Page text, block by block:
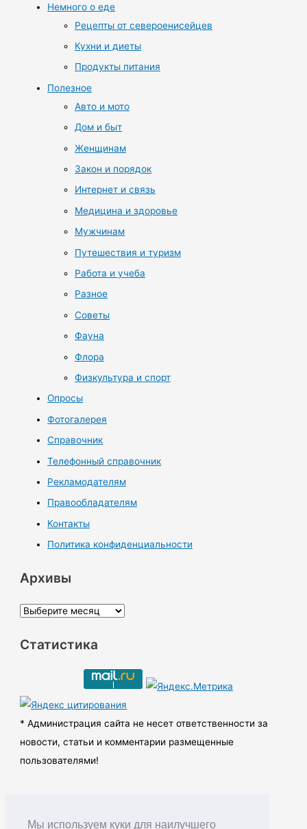
Мы используем куки для наилучшего
Немного о еде
Рецепты от североенисейцев
Кухни и диеты
Продукты питания
Полезное
Авто и мото
Дом и быт
Женщинам
Закон и порядок
Интернет и связь
Медицина и здоровье
Мужчинам
Путешествия и туризм
Работа и учеба
Разное
Советы
Фауна
Флора
Физкультура и спорт
Опросы
Фотогалерея
Справочник
Телефонный справочник
Рекламодателям
Правообладателям
Контакты
Политика конфиденциальности
Архивы
А
х
ы
Статистика
* Администрация сайта не несет ответственности за
новости, статьи и комментарии размещенные
пользователями!